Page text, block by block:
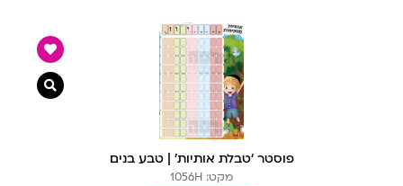
פוסטר ‘טבלת אותיות’ | טבע בנים
מקט: 1056H
צפייה